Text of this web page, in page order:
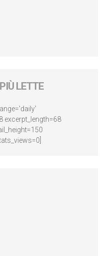
LETTE
excerpt_length=68